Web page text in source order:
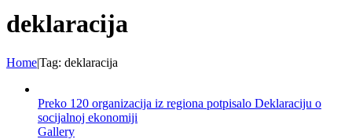
deklaracija
Home|Tag: deklaracija
Preko 120 organizacija iz regiona potpisalo Deklaraciju o
socijalnoj ekonomiji
Gallery